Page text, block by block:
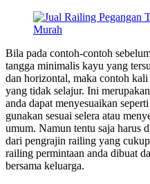
Bila pada contoh-contoh
tangga minimalis kayu yang
dan horizontal, maka contoh
yang tidak selajur. Ini
anda dapat menyesuaikan
gunakan sesuai selera atau
umum. Namun tentu saja harus
dari pengrajin railing yang
railing permintaan anda dibuat
bersama keluarga.